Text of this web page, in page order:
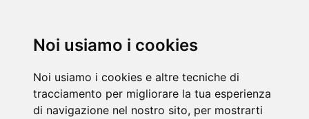
Noi usiamo i cookies
Noi usiamo i cookies e altre tecniche di
tracciamento per migliorare la tua esperienza
di navigazione nel nostro sito, per mostrarti